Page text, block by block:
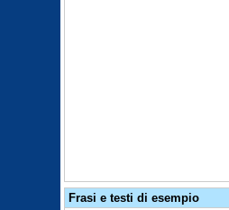
Frasi e testi di esempio